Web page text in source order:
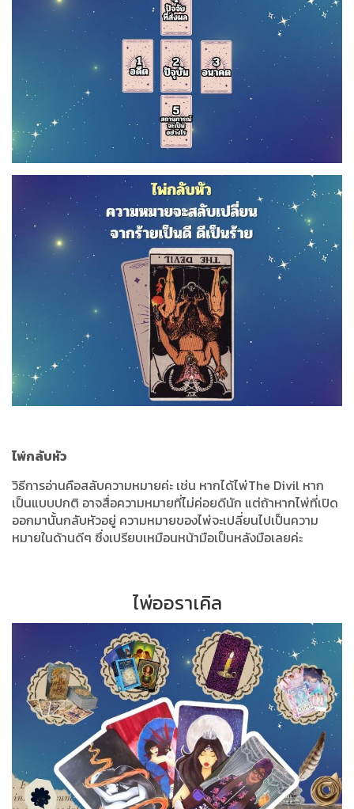
ไพ่กลับหัว
วิธีการอ่านคือสลับความหมายค่ะ เช่น หากได้ไพ่The Divil หาก
เป็นแบบปกติ อาจสื่อความหมายที่ไม่ค่อยดีนัก แต่ถ้าหากไพ่ที่เปิด
ออกมานั้นกลับหัวอยู่ ความหมายของไพ่จะเปลี่ยนไปเป็นความ
หมายในด้านดีๆ ซึ่งเปรียบเหมือนหน้ามือเป็นหลังมือเลยค่ะ
ไพ่ออราเคิล